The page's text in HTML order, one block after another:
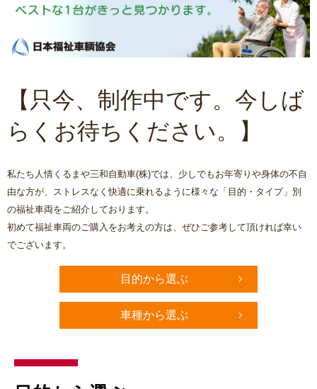
【只今、制作中です。今しば
らくお待ちください。】
私たち人情くるまや三和自動車(株)では、少しでもお年寄りや身体の不自
由な方が、ストレスなく快適に乗れるように様々な「目的・タイプ」別
の福祉車両をご紹介しております。
初めて福祉車両のご購入をお考えの方は、ぜひご参考して頂ければ幸い
でございます。
目的から選ぶ
車種から選ぶ